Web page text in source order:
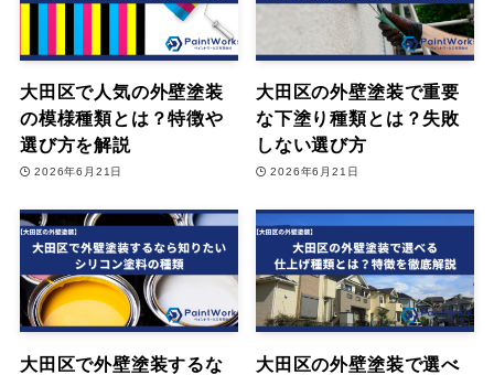
大田区で人気の外壁塗装
の模様種類とは？特徴や
選び方を解説
2026年6月21日
大田区の外壁塗装で重要
な下塗り種類とは？失敗
しない選び方
2026年6月21日
大田区で外壁塗装するな
大田区の外壁塗装で選べ